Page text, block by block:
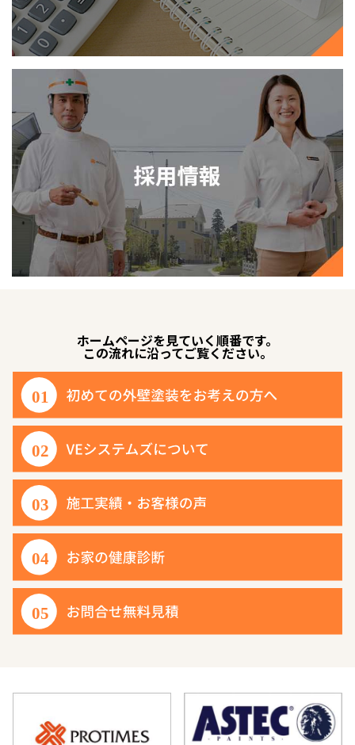
ホームページを見ていく順番です。
この流れに沿ってご覧ください。